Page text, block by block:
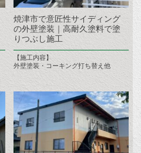
焼津市で意匠性サイディング
の外壁塗装｜高耐久塗料で塗
りつぶし施工
【施工内容】
外壁塗装・コーキング打ち替え他